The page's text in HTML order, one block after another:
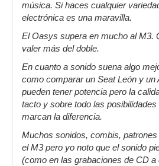
Osea que lo de delgado y
serlo tendría que ser tan
potencia el M3 como el TR
sacado del M3
música. Si haces cualquier
electrónica es una maravilla.
El Oasys supera en mucho al M3.
valer más del doble.
En cuanto a sonido suena algo
como comparar un Seat León y un
pueden tener potencia pero la
tacto y sobre todo las
marcan la diferencia.
Muchos sonidos, combis,
el M3 pero yo noto que el sonido
(como en las grabaciones de CD a